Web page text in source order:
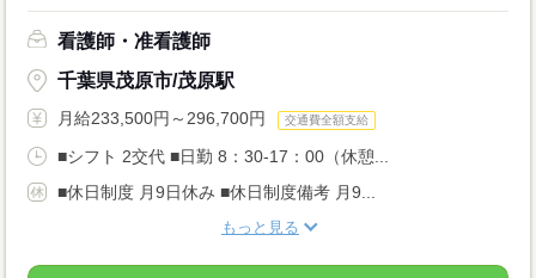
看護師・准看護師
千葉県茂原市/茂原駅
月給233,500円～296,700円 交通費全額支給
■シフト 2交代 ■日勤 8：30-17：00（休憩...
■休日制度 月9日休み ■休日制度備考 月9...
もっと見る